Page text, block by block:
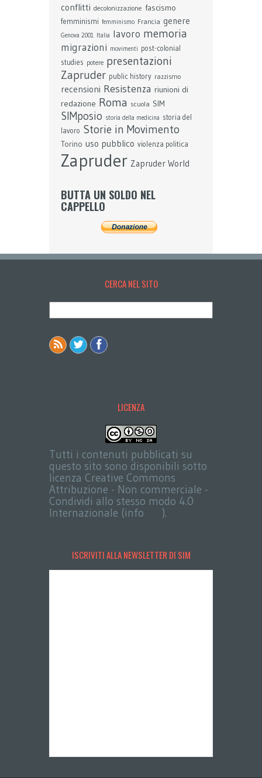
conflitti decolonizzazione fascismo
femminismi femminismo Francia genere
Genova 2001 Italia lavoro memoria
migrazioni movimenti post-colonial
studies potere presentazioni
Zapruder public history razzismo
recensioni Resistenza riunioni di
redazione Roma scuola SIM
SIMposio storia della medicina storia del
lavoro Storie in Movimento
Torino uso pubblico violenza politica
Zapruder Zapruder World
BUTTA UN SOLDO NEL
CAPPELLO
CERCA NEL SITO
LICENZA
Tutti i contenuti pubblicati su
questo sito sono disponibili sotto
licenza Creative Commons
Attribuzione - Non commerciale -
Condividi allo stesso modo 4.0
Internazionale (info
).
ISCRIVITI ALLA NEWSLETTER DI SIM